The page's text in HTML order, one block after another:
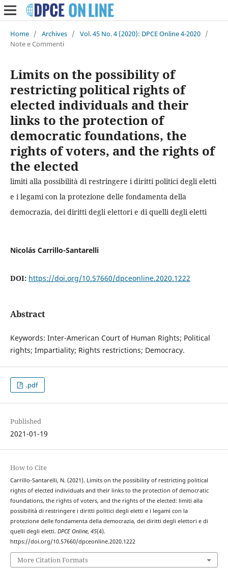
Home / Archives / Vol. 45 No. 4 (2020): DPCE Online 4-2020 /
Note e Commenti
Limits on the possibility of
restricting political rights of
elected individuals and their
links to the protection of
democratic foundations, the
rights of voters, and the rights of
the elected
limiti alla possibilità di restringere i diritti politici degli eletti
e i legami con la protezione delle fondamenta della
democrazia, dei diritti degli elettori e di quelli degli eletti
Nicolás Carrillo-Santarelli
DOI: https://doi.org/10.57660/dpceonline.2020.1222
Abstract
Keywords: Inter-American Court of Human Rights; Political
rights; Impartiality; Rights restrictions; Democracy.
.pdf
Published
2021-01-19
How to Cite
Carrillo-Santarelli, N. (2021). Limits on the possibility of restricting political
rights of elected individuals and their links to the protection of democratic
foundations, the rights of voters, and the rights of the elected: limiti alla
possibilità di restringere i diritti politici degli eletti e i legami con la
protezione delle fondamenta della democrazia, dei diritti degli elettori e di
quelli degli eletti. DPCE Online, 45(4).
https://doi.org/10.57660/dpceonline.2020.1222
More Citation Formats